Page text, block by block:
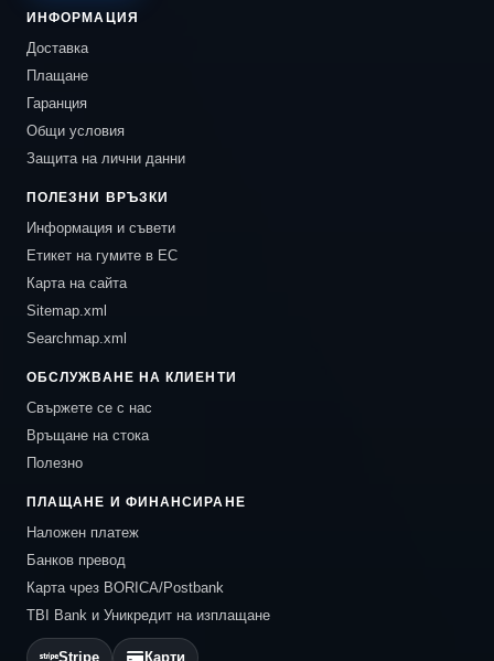
ИНФОРМАЦИЯ
Доставка
Плащане
Гаранция
Общи условия
Защита на лични данни
ПОЛЕЗНИ ВРЪЗКИ
Информация и съвети
Етикет на гумите в ЕС
Карта на сайта
Sitemap.xml
Searchmap.xml
ОБСЛУЖВАНЕ НА КЛИЕНТИ
Свържете се с нас
Връщане на стока
Полезно
ПЛАЩАНЕ И ФИНАНСИРАНЕ
Наложен платеж
Банков превод
Карта чрез BORICA/Postbank
TBI Bank и Уникредит на изплащане
Stripe Карти